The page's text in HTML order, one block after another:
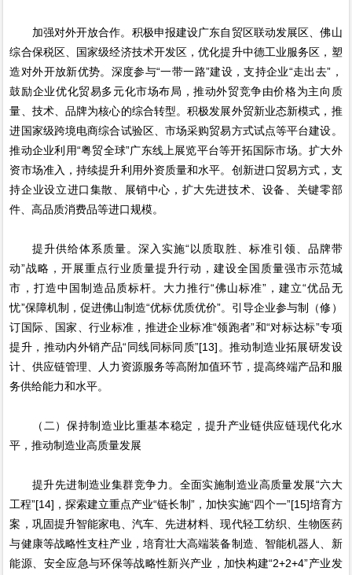
加强对外开放合作。积极申报建设广东自贸区联动发展区、佛山
综合保税区、国家级经济技术开发区，优化提升中德工业服务区，塑
造对外开放新优势。深度参与“一带一路”建设，支持企业“走出去”，
鼓励企业优化贸易多元化市场布局，推动外贸竞争由价格为主向质
量、技术、品牌为核心的综合转型。积极发展外贸新业态新模式，推
进国家级跨境电商综合试验区、市场采购贸易方式试点等平台建设。
推动企业利用“粤贸全球”广东线上展览平台等开拓国际市场。扩大外
资市场准入，持续提升利用外资质量和水平。创新进口贸易方式，支
持企业设立进口集散、展销中心，扩大先进技术、设备、关键零部
件、高品质消费品等进口规模。
提升供给体系质量。深入实施“以质取胜、标准引领、品牌带
动”战略，开展重点行业质量提升行动，建设全国质量强市示范城
市，打造中国制造品质标杆。大力推行“佛山标准”，建立“优品无
忧”保障机制，促进佛山制造“优标优质优价”。引导企业参与制（修）
订国际、国家、行业标准，推进企业标准“领跑者”和“对标达标”专项
提升，推动内外销产品“同线同标同质”[13]。推动制造业拓展研发设
计、供应链管理、人力资源服务等高附加值环节，提高终端产品和服
务供给能力和水平。
（二）保持制造业比重基本稳定，提升产业链供应链现代化水
平，推动制造业高质量发展
提升先进制造业集群竞争力。全面实施制造业高质量发展“六大
工程”[14]，探索建立重点产业“链长制”，加快实施“四个一”[15]培育方
案，巩固提升智能家电、汽车、先进材料、现代轻工纺织、生物医药
与健康等战略性支柱产业，培育壮大高端装备制造、智能机器人、新
能源、安全应急与环保等战略性新兴产业，加快构建“2+2+4”产业发